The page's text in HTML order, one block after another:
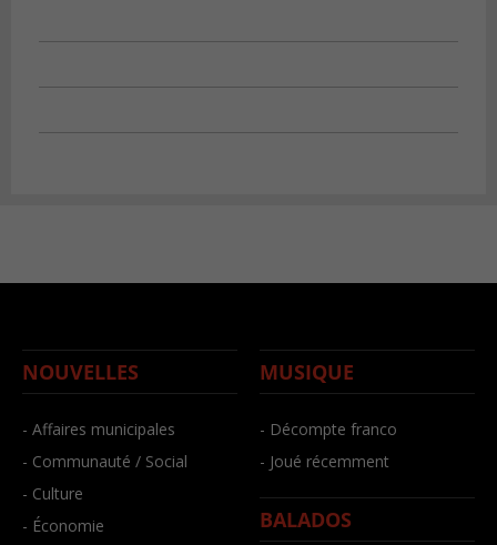
NOUVELLES
- Affaires municipales
- Communauté / Social
- Culture
- Économie
MUSIQUE
- Décompte franco
- Joué récemment
BALADOS